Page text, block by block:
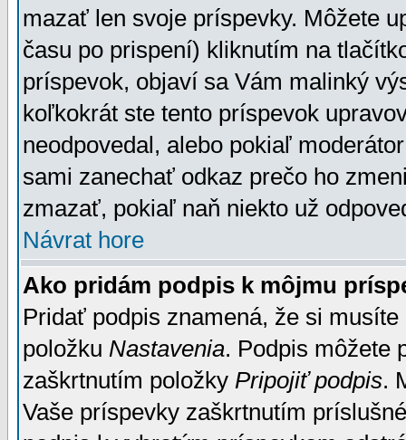
mazať len svoje príspevky. Môžete
času po prispení) kliknutím na
príspevok, objaví sa Vám malinký
koľkokrát ste tento príspevok
neodpovedal, alebo pokiaľ
sami zanechať odkaz prečo ho
zmazať, pokiaľ naň niekto už
Návrat hore
Ako pridám podpis k môjmu
Pridať podpis znamená, že si
položku Nastavenia. Podpis môžete
zaškrtnutím položky Pripojiť podpis.
Vaše príspevky zaškrtnutím